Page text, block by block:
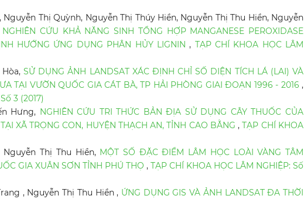
Thị Quỳnh, Nguyễn Thị Thúy Hiền, Nguyễn Thị Thu Hiền, Nguyễn
CỨU KHẢ NĂNG SINH TỔNG HỢP MANGANESE PEROXIDASE
HƯỚNG ỨNG DỤNG PHÂN HỦY LIGNIN, TẠP CHÍ KHOA HỌC LÂM
Hòa,SỬ DỤNG ẢNH LANDSAT XÁC ĐỊNH CHỈ SỐ DIỆN TÍCH LÁ (LAI) VÀ
TẠI VƯỜN QUỐC GIA CÁT BÀ, TP HẢI PHÒNG GIAI ĐOẠN 1996 - 2016 ,
3 (2017)
Hưng, NGHIÊN CỨU TRI THỨC BẢN ĐỊA SỬ DỤNG CÂY THUỐC CỦA
XÃ TRỌNG CON, HUYỆN THẠCH AN, TỈNH CAO BẰNG,TẠP CHÍ KHOA
Thị Thu Hiền, MỘT SỐ ĐẶC ĐIỂM LÂM HỌC LOÀI VÀNG TÂM
GIA XUÂN SƠN TỈNH PHÚ THỌ , TẠP CHÍ KHOA HỌC LÂM NGHIỆP: Số
, Nguyễn Thị Thu Hiền , ỨNG DỤNG GIS VÀ ẢNH LANDSAT ĐA THỜI